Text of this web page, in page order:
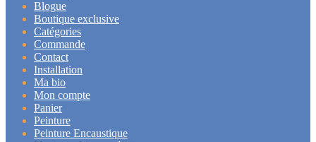
Blogue
Boutique exclusive
Catégories
Commande
Contact
Installation
Ma bio
Mon compte
Panier
Peinture
Peinture Encaustique